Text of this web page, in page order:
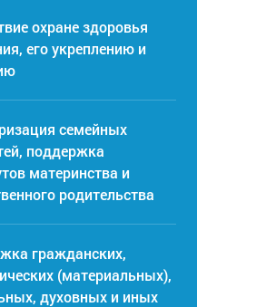
охране здоровья
его укреплению и
семейных
поддержка
материнства и
родительства
гражданских,
(материальных),
духовных и иных